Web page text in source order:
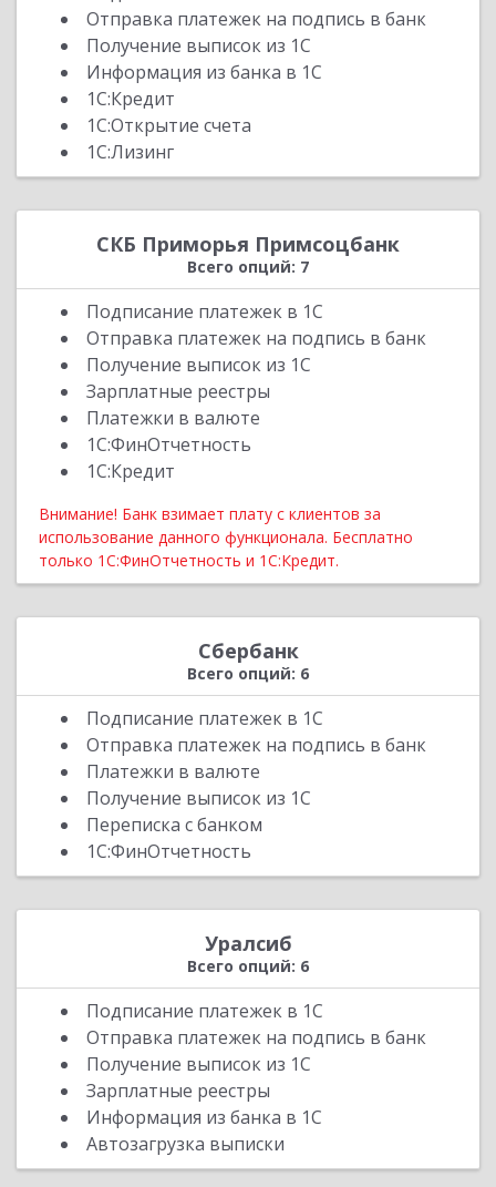
Отправка платежек на подпись в банк
Получение выписок из 1С
Информация из банка в 1С
1С:Кредит
1С:Открытие счета
1С:Лизинг
СКБ Приморья Примсоцбанк
Всего опций: 7
Подписание платежек в 1С
Отправка платежек на подпись в банк
Получение выписок из 1С
Зарплатные реестры
Платежки в валюте
1С:ФинОтчетность
1С:Кредит
Внимание! Банк взимает плату с клиентов за
использование данного функционала. Бесплатно
только 1С:ФинОтчетность и 1С:Кредит.
Сбербанк
Всего опций: 6
Подписание платежек в 1С
Отправка платежек на подпись в банк
Платежки в валюте
Получение выписок из 1С
Переписка с банком
1С:ФинОтчетность
Уралсиб
Всего опций: 6
Подписание платежек в 1С
Отправка платежек на подпись в банк
Получение выписок из 1С
Зарплатные реестры
Информация из банка в 1С
Автозагрузка выписки